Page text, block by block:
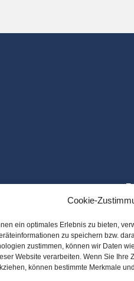
Cookie-
ein optimales Erlebnis zu bieten,
zu speichern bzw.
zustimmen, können wir Daten
Website verarbeiten. Wenn Sie Ihre
können bestimmte Merkmale